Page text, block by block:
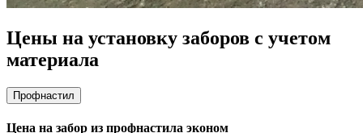
Цены на установку заборов с учетом
материала
Профнастил
Цена на забор из профнастила эконом